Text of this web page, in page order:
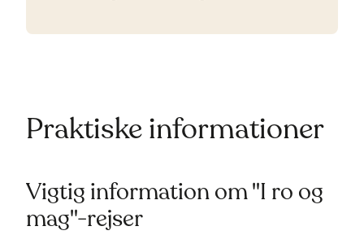
Praktiske informationer
Vigtig information om "I ro og
mag"-rejser